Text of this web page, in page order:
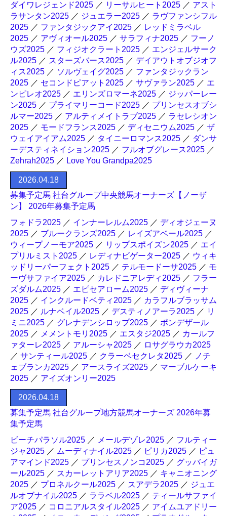
ダイワレジェンド2025 ／ リーサルヒート2025 ／ アスト
ラサンタン2025 ／ ジュエラー2025 ／ ラヴファンシフル
2025 ／ ファンタジックアイ2025 ／ レッドミラベル
2025 ／ アヴィオール2025 ／ サラフィナ2025 ／ フーノ
ウズ2025 ／ フィジオクラート2025 ／ エンジェルサーク
ル2025 ／ スターズバース2025 ／ デイアウトオブジオフ
ィス2025 ／ ソルヴェイグ2025 ／ ファンタジックラン
2025 ／ セコンドピアット2025 ／ サヴァラン2025 ／ エ
ンピレオ2025 ／ エリンズロマーネ2025 ／ ジッパーレー
ン2025 ／ プライマリーコード2025 ／ プリンセスオブシ
ルマー2025 ／ アルティメイトラブ2025 ／ ラセレシオン
2025 ／ モードフランス2025 ／ ディセニウム2025 ／ ザ
ウェイアイアム2025 ／ タイニーロマンス2025 ／ ダンサ
ーデスティネイション2025 ／ フルオブグレース2025 ／
Zehrah2025 ／ Love You Grandpa2025
2026.04.18
募集予定馬 社台グループ中央競馬オーナーズ【ノーザ
ン】 2026年募集予定馬
フォドラ2025 ／ インナーレルム2025 ／ ディオジェーヌ
2025 ／ ブルークランズ2025 ／ レイズアベール2025 ／
ウィープノーモア2025 ／ リップスポイズン2025 ／ エイ
プリルミスト2025 ／ レディナビゲーター2025 ／ ウィキ
ッドリーパーフェクト2025 ／ テルモードーサ2025 ／ モ
ーヴサファイア2025 ／ カレドニアレディ2025 ／ フラー
ズダルム2025 ／ エピセアローム2025 ／ ディヴィーナ
2025 ／ インクルードベティ2025 ／ カラフルブラッサム
2025 ／ ルナベイル2025 ／ デスティノアーラ2025 ／ リ
ミニ2025 ／ グレナデンシロップ2025 ／ ポンデザール
2025 ／ メメントモリ2025 ／ エスタジ2025 ／ カールフ
ァターレ2025 ／ アルーシャ2025 ／ ロサグラウカ2025
／ サンティール2025 ／ クラーベセクレタ2025 ／ ノチ
ェブランカ2025 ／ アースライズ2025 ／ マーブルケーキ
2025 ／ アイズオンリー2025
2026.04.18
募集予定馬 社台グループ地方競馬オーナーズ 2026年募
集予定馬
ビーチパラソル2025 ／ メールデゾレ2025 ／ フルティー
ジャ2025 ／ ムーディナイル2025 ／ ピリカ2025 ／ ピュ
アマインド2025 ／ プリンセスノンコ2025 ／ グッバイガ
ール2025 ／ スカーレットアリア2025 ／ キャニオニング
2025 ／ プロネルクール2025 ／ スアデラ2025 ／ ジュエ
ルオブナイル2025 ／ ララベル2025 ／ ティールサファイ
ア2025 ／ コロニアルスタイル2025 ／ アイムユアドリー